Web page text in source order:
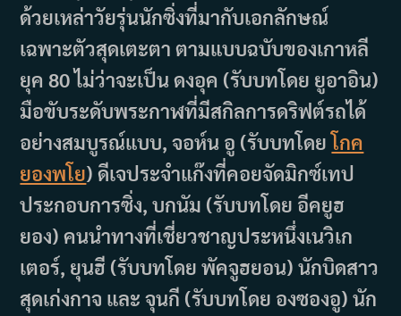
ด้วยเหล่าวัยรุ่นนักซิ่งที่มากับเอกลักษณ์
เฉพาะตัวสุดเตะตา ตามแบบฉบับของเกาหลี
ยุค 80 ไม่ว่าจะเป็น ดงอุค (รับบทโดย ยูอาอิน)
มือขับระดับพระกาฬที่มีสกิลการดริฟต์รถได้
อย่างสมบูรณ์แบบ, จอห์น อู (รับบทโดยโกค
ยองพโย) ดีเจประจำแก๊งที่คอยจัดมิกซ์เทป
ประกอบการซิ่ง, บกนัม (รับบทโดย อีคยูฮ
ยอง) คนนำทางที่เชี่ยวชาญประหนึ่งเนวิเก
เตอร์, ยุนฮี (รับบทโดย พัคจูฮยอน) นักบิดสาว
สุดเก่งกาจ และ จุนกี (รับบทโดย องซองอู) นัก